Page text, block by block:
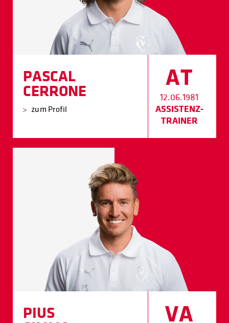
PASCAL
CERRONE
zum Profil
AT
12.06.1981
ASSISTENZ­
TRAINER
PIUS
VA